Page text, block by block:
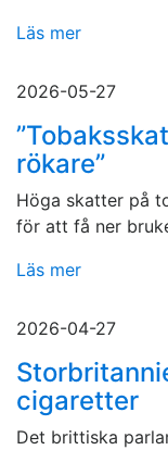
Läs mer
2026-05-27
rökare”
Höga skatter på
för att få ner
Läs mer
2026-04-27
cigaretter
Det brittiska